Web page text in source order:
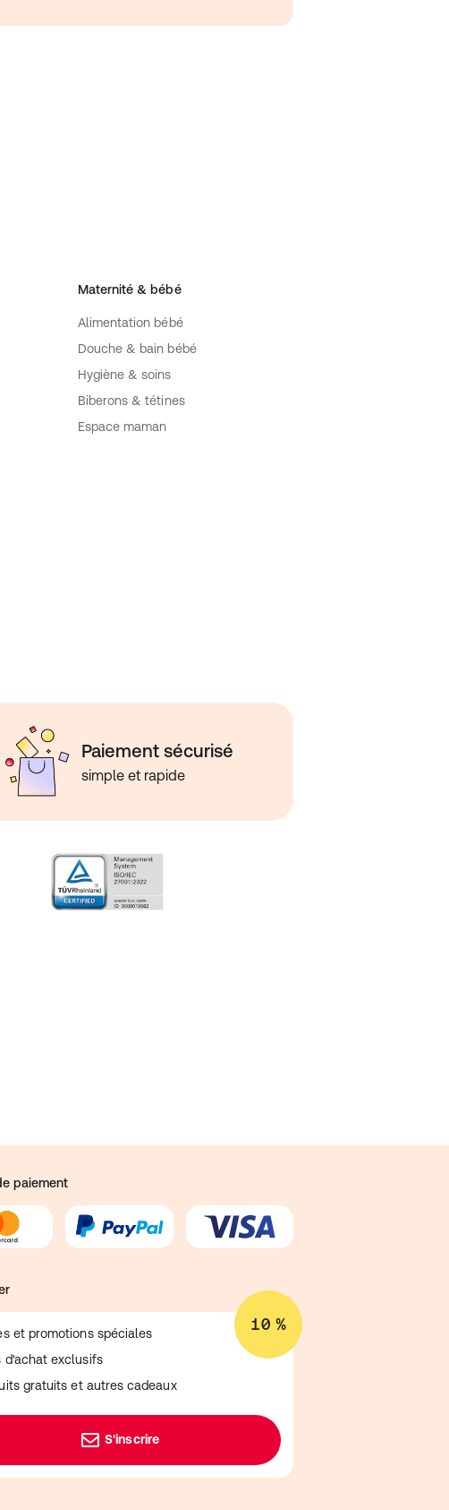
Maternité & bébé
Alimentation bébé
Douche & bain bébé
Hygiène & soins
Biberons & tétines
Espace maman
Paiement sécurisé
simple et rapide
paiement
10 %
et promotions spéciales
d'achat exclusifs
gratuits et autres cadeaux
S'inscrire